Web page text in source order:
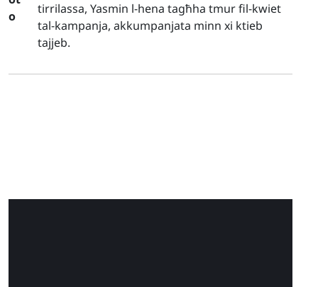
tirrilassa, Yasmin l-hena tagħha tmur fil-kwiet
tal-kampanja, akkumpanjata minn xi ktieb
tajjeb.